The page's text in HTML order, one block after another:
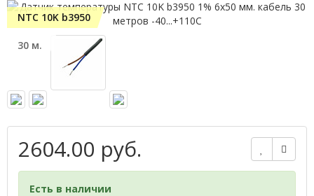
NTC 10K b3950
30 м.
2604.00 руб.
Есть в наличии